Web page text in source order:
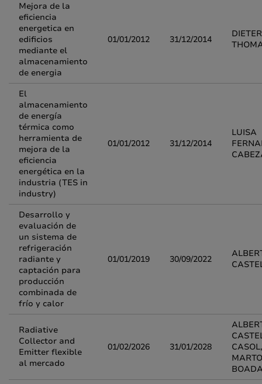
Mejora de la
eficiencia
energetica en
edificios
mediante el
almacenamiento
de energia
01/01/2012 31/12/2014
El
almacenamiento
de energía
térmica como
herramienta de
mejora de la
eficiencia
energética en la
industria (TES in
industry)
01/01/2012 31/12/2014
LUISA
Desarrollo y
evaluación de
un sistema de
refrigeración
radiante y
captación para
producción
combinada de
frío y calor
01/01/2019 30/09/2022
Radiative
Collector and
Emitter flexible
al mercado
01/02/2026 31/01/2028